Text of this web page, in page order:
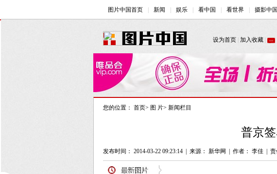
您的位置： 首页> 图 片> 新闻栏目
普京
发布时间： 2014-03-22 09:23:14 来源： 新华网 作者： 李佳